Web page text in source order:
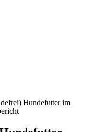
Hundefutter im